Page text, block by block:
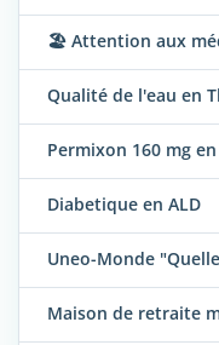
🏖️ Attention aux
Qualité de l'eau en
Permixon 160 mg
Diabetique en ALD
Uneo-Monde
Maison de retraite